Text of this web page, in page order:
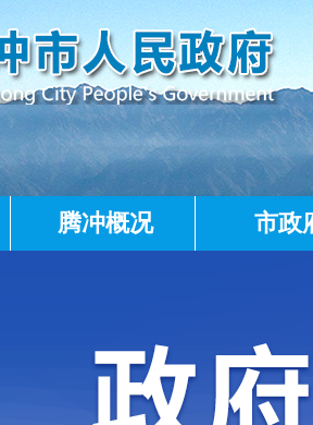
腾冲概况 市政